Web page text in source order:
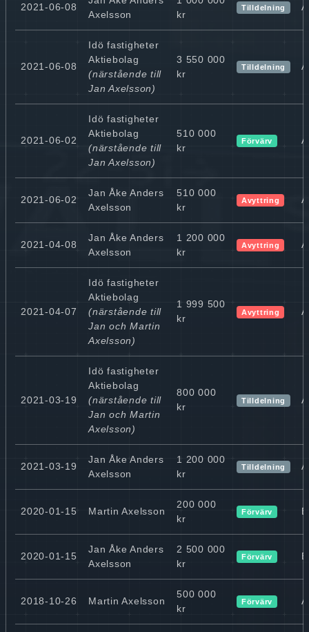
2021-06-08
Axelsson
kr
Tilldelning
2021-06-08
Idö fastigheter
Aktiebolag
(närstående till
Jan Axelsson)
3 550 000
kr
Tilldelning
2021-06-02
Idö fastigheter
Aktiebolag
(närstående till
Jan Axelsson)
510 000
kr
Förvärv
2021-06-02
Jan Åke Anders
Axelsson
510 000
kr
Avyttring
2021-04-08
Jan Åke Anders
Axelsson
1 200 000
kr
Avyttring
2021-04-07
Idö fastigheter
Aktiebolag
(närstående till
Jan och Martin
Axelsson)
1 999 500
kr
Avyttring
2021-03-19
Idö fastigheter
Aktiebolag
(närstående till
Jan och Martin
Axelsson)
800 000
kr
Tilldelning
2021-03-19
Jan Åke Anders
Axelsson
1 200 000
kr
Tilldelning
2020-01-15 Martin Axelsson
200 000
kr
Förvärv
2020-01-15
Jan Åke Anders
Axelsson
2 500 000
kr
Förvärv
2018-10-26 Martin Axelsson
500 000
kr
Förvärv